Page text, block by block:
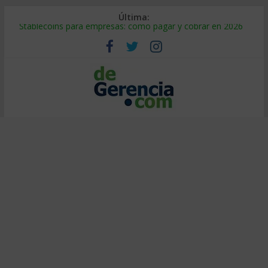
Última:
Stablecoins para empresas: cómo pagar y cobrar en 2026
Despido silencioso: qué es y por qué sale tan caro
IA en selección de personal: cómo auditarla a tiempo
Trabajo forzoso en la cadena de suministro: qué hacer
Mercado hispano de EE. UU.: cómo segmentarlo y venderle